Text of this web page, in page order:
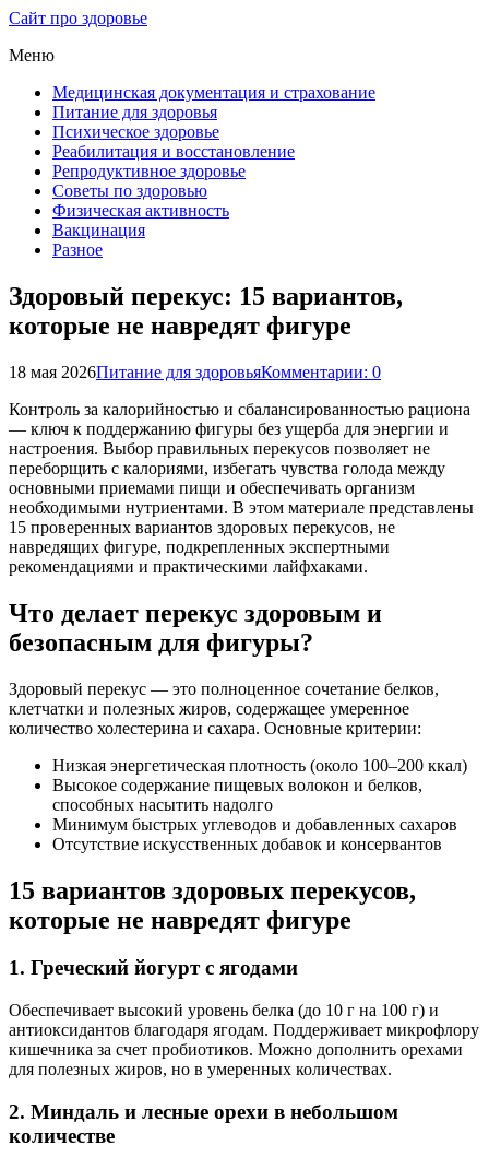
Сайт про здоровье
Меню
Медицинская документация и страхование
Питание для здоровья
Психическое здоровье
Реабилитация и восстановление
Репродуктивное здоровье
Советы по здоровью
Физическая активность
Вакцинация
Разное
Здоровый перекус: 15 вариантов,
которые не навредят фигуре
18 мая 2026Питание для здоровьяКомментарии: 0
Контроль за калорийностью и сбалансированностью рациона
— ключ к поддержанию фигуры без ущерба для энергии и
настроения. Выбор правильных перекусов позволяет не
переборщить с калориями, избегать чувства голода между
основными приемами пищи и обеспечивать организм
необходимыми нутриентами. В этом материале представлены
15 проверенных вариантов здоровых перекусов, не
навредящих фигуре, подкрепленных экспертными
рекомендациями и практическими лайфхаками.
Что делает перекус здоровым и
безопасным для фигуры?
Здоровый перекус — это полноценное сочетание белков,
клетчатки и полезных жиров, содержащее умеренное
количество холестерина и сахара. Основные критерии:
Низкая энергетическая плотность (около 100–200 ккал)
Высокое содержание пищевых волокон и белков,
способных насытить надолго
Минимум быстрых углеводов и добавленных сахаров
Отсутствие искусственных добавок и консервантов
15 вариантов здоровых перекусов,
которые не навредят фигуре
1. Греческий йогурт с ягодами
Обеспечивает высокий уровень белка (до 10 г на 100 г) и
антиоксидантов благодаря ягодам. Поддерживает микрофлору
кишечника за счет пробиотиков. Можно дополнить орехами
для полезных жиров, но в умеренных количествах.
2. Миндаль и лесные орехи в небольшом
количестве